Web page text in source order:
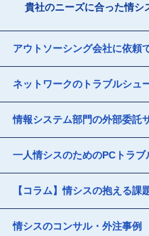
貴社のニーズに合った情シ
アウトソーシング会社に依頼
ネットワークのトラブルシュ
情報システム部門の外部委託
一人情シスのためのPCトラ
【コラム】情シスの抱える課
情シスのコンサル・外注事例